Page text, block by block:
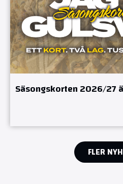
Säsongskorten 2026/27
FLER